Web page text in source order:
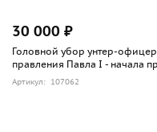
30 000 ₽
Головной убор унтер-
правления Павла I - начала
Артикул: 107062